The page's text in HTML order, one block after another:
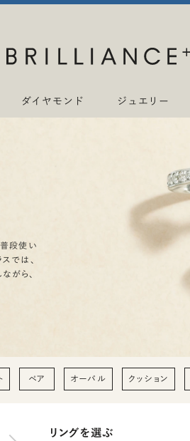
ダイヤモンド ジュエリー
普段使い
では、
がら、
ペア オーバル クッション
リングを選ぶ